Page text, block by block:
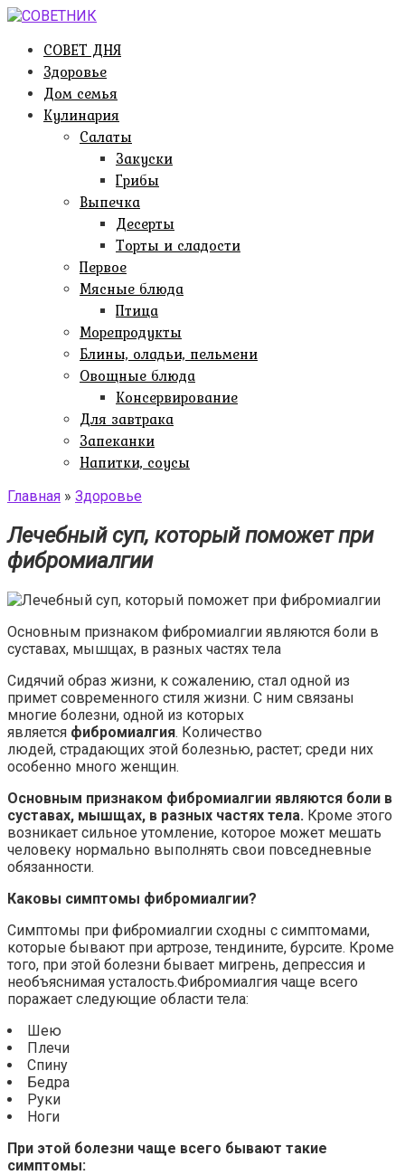
Перейти
контентуСОВЕТ ДНЯ
Здоровье
Дом семья
Кулинария
Салаты
Закуски
Грибы
Выпечка
Десерты
Торты и сладости
Первое
Мясные блюда
Птица
Морепродукты
Блины, оладьи, пельмени
Овощные блюда
Консервирование
Для завтрака
Запеканки
Напитки, соусы
Главная » Здоровье
Лечебный суп, который поможет при
фибромиалгии
Основным признаком фибромиалгии являются боли в
суставах, мышщах, в разных частях тела
Сидячий образ жизни, к сожалению, стал одной из
примет современного стиля жизни. С ним связаны
многие болезни, одной из которых
является фибромиалгия. Количество
людей, страдающих этой болезнью, растет; среди них
особенно много женщин.
Основным признаком фибромиалгии являются боли в
суставах, мышщах, в разных частях тела. Кроме этого
возникает сильное утомление, которое может мешать
человеку нормально выполнять свои повседневные
обязанности.
Каковы симптомы фибромиалгии?
Симптомы при фибромиалгии сходны с симптомами,
которые бывают при артрозе, тендините, бурсите. Кроме
того, при этой болезни бывает мигрень, депрессия и
необъяснимая усталость.Фибромиалгия чаще всего
поражает следующие области тела:
Шею
Плечи
Спину
Бедра
Руки
Ноги
При этой болезни чаще всего бывают такие
симптомы: